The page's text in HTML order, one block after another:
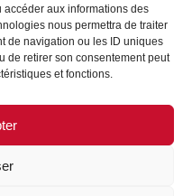
aux informations des
nous permettra de traiter
de navigation ou les ID uniques
de retirer son consentement peut
et fonctions.
la suite